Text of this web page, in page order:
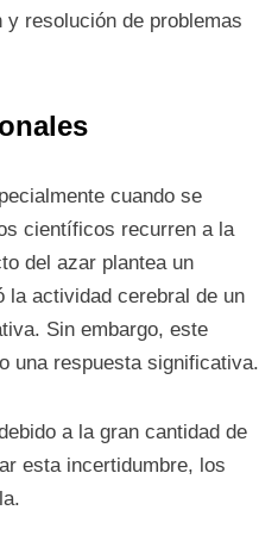
resolución de problemas
cuando se
científicos recurren a la
del azar plantea un
la actividad cerebral de un
Sin embargo, este
una respuesta significativa.
a la gran cantidad de
esta incertidumbre, los